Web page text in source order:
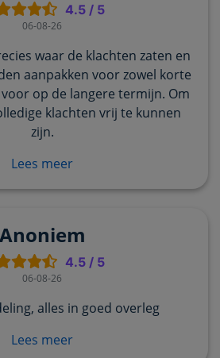
4.5/ 5
06-08-26
waar de klachten zaten en
aanpakken voor zowel korte
op de langere termijn. Om
klachten vrij te kunnen
zijn.
Lees meer
Anoniem
4.5/ 5
06-08-26
alles in goed overleg
Lees meer